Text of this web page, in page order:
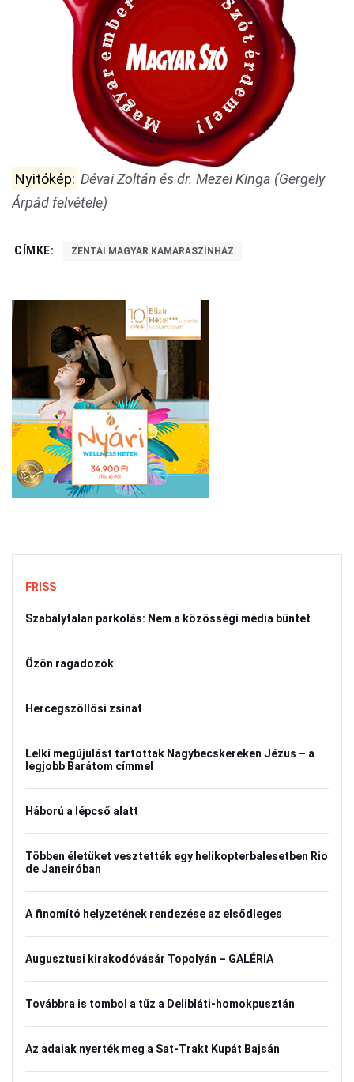
Nyitókép: Dévai Zoltán és dr. Mezei Kinga (Gergely
Árpád felvétele)
CÍMKE: ZENTAI MAGYAR KAMARASZÍNHÁZ
FRISS
Szabálytalan parkolás: Nem a közösségi média büntet
Özön ragadozók
Hercegszöllősi zsinat
Lelki megújulást tartottak Nagybecskereken Jézus – a
legjobb Barátom címmel
Háború a lépcső alatt
Többen életüket vesztették egy helikopterbalesetben Rio
de Janeiróban
A finomító helyzetének rendezése az elsődleges
Augusztusi kirakodóvásár Topolyán – GALÉRIA
Továbbra is tombol a tűz a Delibláti-homokpusztán
Az adaiak nyerték meg a Sat-Trakt Kupát Bajsán